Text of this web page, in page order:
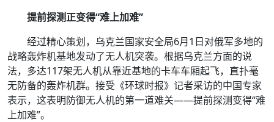
提前探测正变得“难上加难”
经过精心策划，乌克兰国家安全局6月1日对俄军多地的
战略轰炸机基地发动了无人机突袭。根据乌克兰方面的说
法，多达117架无人机从靠近基地的卡车车厢起飞，直扑毫
无防备的轰炸机群。接受《环球时报》记者采访的中国专家
表示，这表明防御无人机的第一道难关——提前探测变得“难
上加难”。